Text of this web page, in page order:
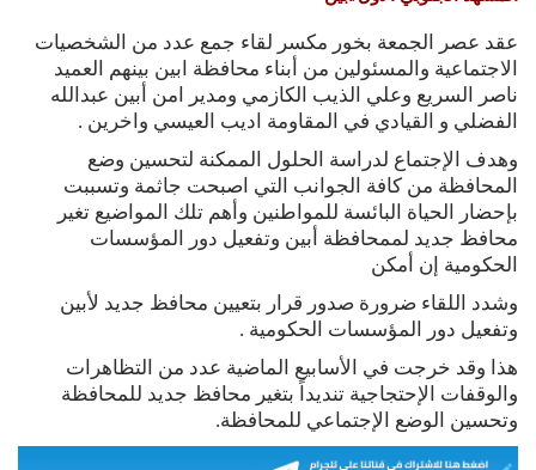
عقد عصر الجمعة بخور مكسر لقاء جمع عدد من الشخصيات
الاجتماعية والمسئولين من أبناء محافظة ابين بينهم العميد
ناصر السريع وعلي الذيب الكازمي ومدير امن أبين عبدالله
الفضلي و القيادي في المقاومة اديب العيسي واخرين .
وهدف الإجتماع لدراسة الحلول الممكنة لتحسين وضع
المحافظة من كافة الجوانب التي اصبحت جاثمة وتسببت
بإحضار الحياة البائسة للمواطنين وأهم تلك المواضيع تغير
محافظ جديد لممحافظة أبين وتفعيل دور المؤسسات
الحكومية إن أمكن
وشدد اللقاء ضرورة صدور قرار بتعيين محافظ جديد لأبين
وتفعيل دور المؤسسات الحكومية .
هذا وقد خرجت في الأسابيع الماضية عدد من التظاهرات
والوقفات الإحتجاجية تنديداً بتغير محافظ جديد للمحافظة
وتحسين الوضع الإجتماعي للمحافظة.